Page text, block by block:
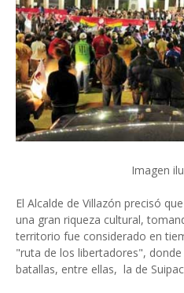
Imagen
El Alcalde de Villazón precisó
una gran riqueza cultural,
territorio fue considerado en
"ruta de los libertadores",
batallas, entre ellas, la de